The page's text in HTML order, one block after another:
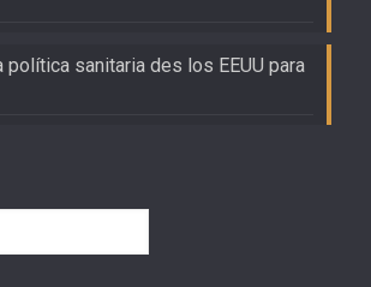
política sanitaria des los EEUU para